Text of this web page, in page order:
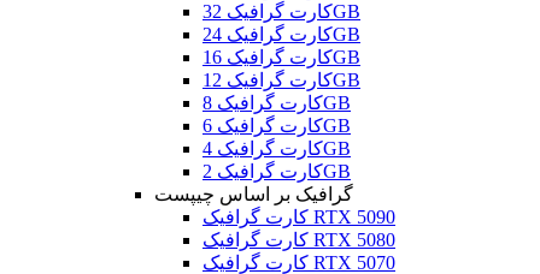
کارت گرافیک 32GB
کارت گرافیک 24GB
کارت گرافیک 16GB
کارت گرافیک 12GB
کارت گرافیک 8GB
کارت گرافیک 6GB
کارت گرافیک 4GB
کارت گرافیک 2GB
گرافیک بر اساس چیپست
کارت گرافیک RTX 5090
کارت گرافیک RTX 5080
کارت گرافیک RTX 5070